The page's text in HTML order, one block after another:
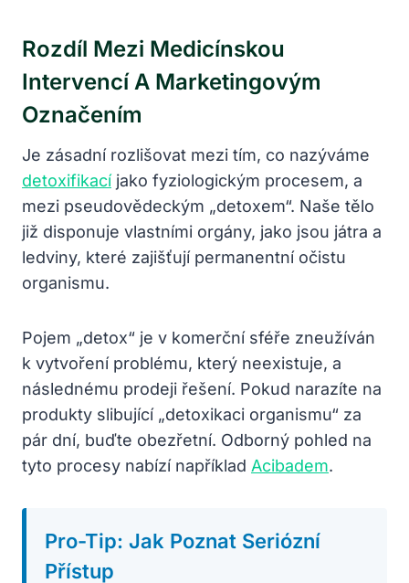
Rozdíl Mezi Medicínskou
Intervencí A Marketingovým
Označením
Je zásadní rozlišovat mezi tím, co nazýváme
detoxifikacíjako fyziologickým procesem, a
mezi pseudovědeckým „detoxem“. Naše tělo
již disponuje vlastními orgány, jako jsou játra a
ledviny, které zajišťují permanentní očistu
organismu.
Pojem „detox“ je v komerční sféře zneužíván
k vytvoření problému, který neexistuje, a
následnému prodeji řešení. Pokud narazíte na
produkty slibující „detoxikaci organismu“ za
pár dní, buďte obezřetní. Odborný pohled na
tyto procesy nabízí například Acibadem.
Pro-Tip: Jak Poznat Seriózní
Přístup